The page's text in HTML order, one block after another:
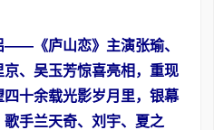
——《庐山恋》主演张瑜、
、吴玉芳惊喜亮相，重现
十余载光影岁月里，银幕
手兰天奇、刘宇、夏之